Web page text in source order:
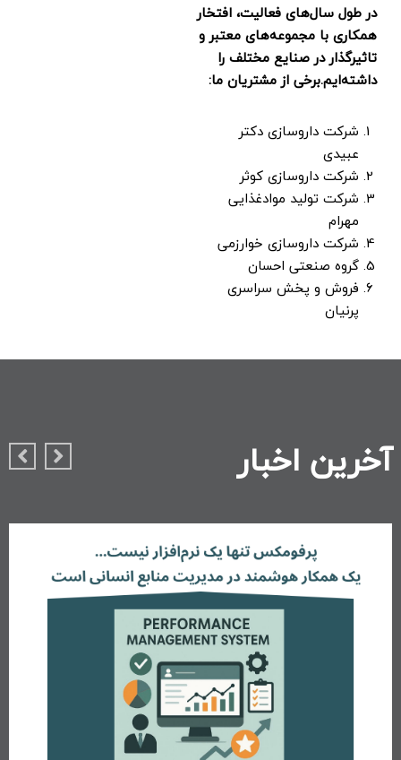
در طول سال‌های فعالیت، افتخار
همکاری با مجموعه‌های معتبر و
تاثیرگذار در صنایع مختلف را
داشته‌ایم.برخی از مشتریان ما:
شرکت داروسازی دکتر
عبیدی
شرکت داروسازی کوثر
شرکت تولید موادغذایی
مهرام
شرکت داروسازی خوارزمی
گروه صنعتی احسان
فروش و پخش سراسری
پرنیان
آخرین اخبار